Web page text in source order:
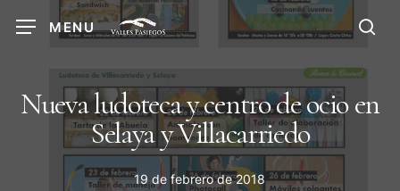
MENU
Nueva ludoteca y centro de ocio en
Selaya y Villacarriedo
19 de febrero de 2018